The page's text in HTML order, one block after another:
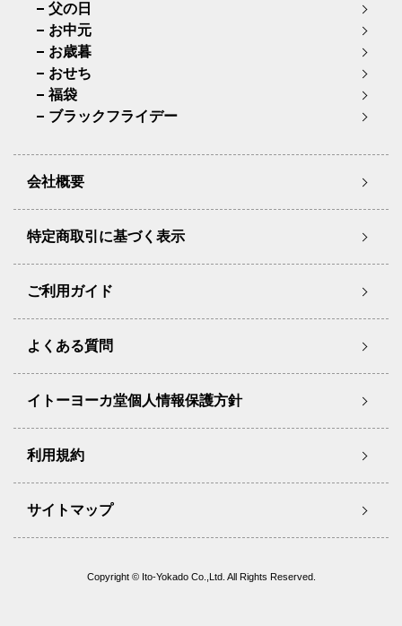
父の日
お中元
お歳暮
おせち
福袋
ブラックフライデー
会社概要
特定商取引に基づく表示
ご利用ガイド
よくある質問
イトーヨーカ堂個人情報保護方針
利用規約
サイトマップ
Copyright © Ito-Yokado Co.,Ltd. All Rights Reserved.